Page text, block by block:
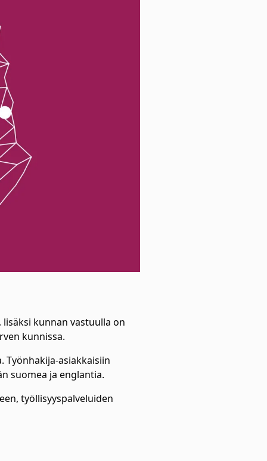
kunnan vastuulla on
kunnissa.
Työnhakija-asiakkaisiin
suomea ja englantia.
työllisyyspalveluiden